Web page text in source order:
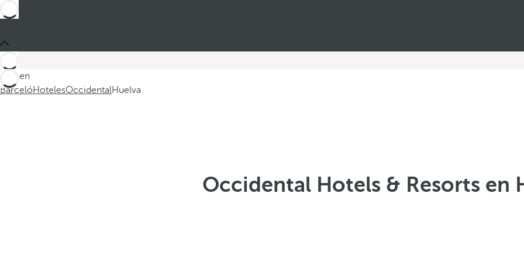
Está en
BarcelóHotelesOccidentalHuelva
Occidental Hotels & Resorts en